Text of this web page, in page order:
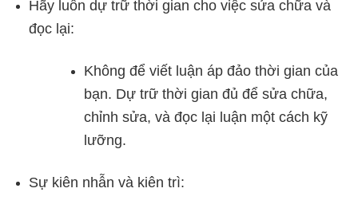
Hãy luôn dự trữ thời gian cho việc sửa chữa và
đọc lại:
Không để viết luận áp đảo thời gian của
bạn. Dự trữ thời gian đủ để sửa chữa,
chỉnh sửa, và đọc lại luận một cách kỹ
lưỡng.
Sự kiên nhẫn và kiên trì: